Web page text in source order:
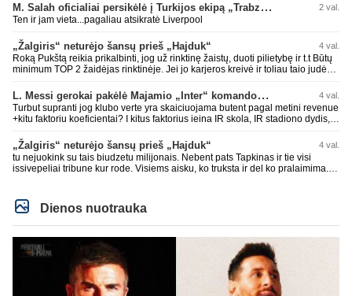
laurynas ikalbins M. Salah oficialiai persikėlė į Turkijos ekipą „Trabzonspor“ 2 val.
Ten ir jam vieta...pagaliau atsikratė Liverpool
„Žalgiris“ neturėjo šansų prieš „Hajduk“ 4 val.
Roką Pukštą reikia prikalbinti, jog už rinktinę žaistų, duoti pilietybę ir t.t Būtų
minimum TOP 2 žaidėjas rinktinėje. Jei jo karjeros kreivė ir toliau taio judės,
L. Messi gerokai pakėlė Majamio „Inter“ komandos vertę 4 val.
Turbut supranti jog klubo verte yra skaiciuojama butent pagal metini revenue
+kitu faktoriu koeficientai? I kitus faktorius ieina IR skola, IR stadiono dydis,
puikiausiai sugeneravo rekordini 1.1B revenue, kas stipriai prisidejo prie
milzinisko klubo vertes suoli siemet. Be to, tie 200 pamineti cia yra visiskai
on-point, jeigu jau musu mylimas D. prasneko apie klubo vertes kelima, arba
CR atveju - numusima.
„Žalgiris“ neturėjo šansų prieš „Hajduk“ 4 val.
tu nejuokink su tais biudzetu milijonais. Nebent pats Tapkinas ir tie visi
issivepeliai tribune kur rode. Visiems aisku, ko truksta ir del ko pralaimima.
kasperunas nesusigaudys. Aciu, mercys, lauksim wilno grietineles
besivaipanciu itamet Konfu lygoje 20 tukst. stadione...jei makleriui tapinui
neatsibos sitas projektas
Dienos nuotrauka